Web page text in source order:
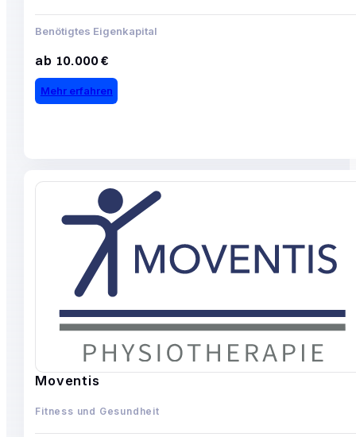
Benötigtes Eigenkapital
ab 10.000 €
Mehr erfahren
Moventis
Fitness und Gesundheit